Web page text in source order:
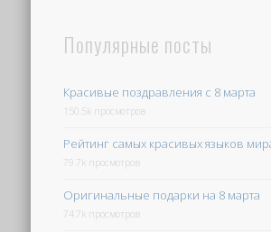
Популярные посты
Красивые поздравления с 8 марта
150.5k просмотров
Рейтинг самых красивых языков
79.7k просмотров
Оригинальные подарки на 8 марта
74.7k просмотров